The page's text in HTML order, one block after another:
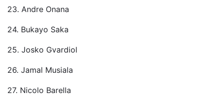
23. Andre Onana
24. Bukayo Saka
25. Josko Gvardiol
26. Jamal Musiala
27. Nicolo Barella